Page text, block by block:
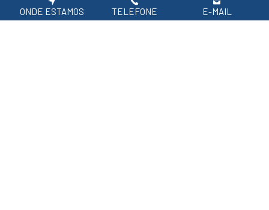
ONDE ESTAMOS TELEFONE E-MAIL